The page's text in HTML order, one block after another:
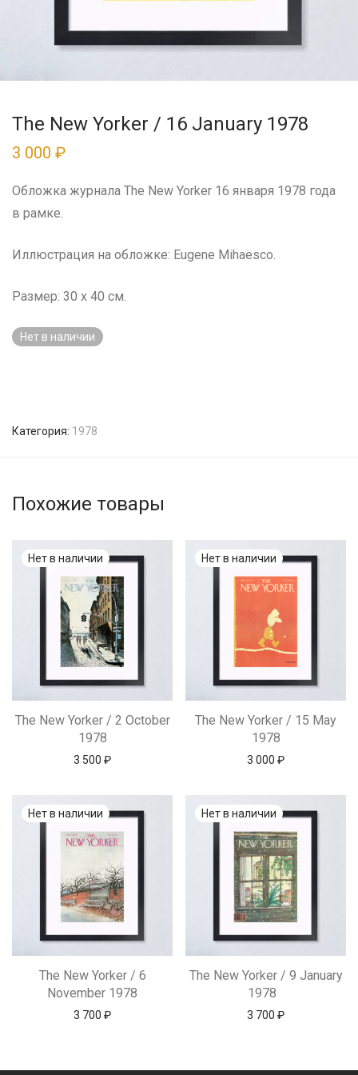
The New Yorker / 16 January 1978
3 000 ₽
Обложка журнала The New Yorker 16 января 1978 года
в рамке.
Иллюстрация на обложке: Eugene Mihaesco.
Размер: 30 x 40 см.
Нет в наличии
Категория: 1978
Похожие товары
The New Yorker / 2 October
1978
3 500 ₽
The New Yorker / 15 May
1978
3 000 ₽
The New Yorker / 6
November 1978
3 700 ₽
The New Yorker / 9 January
1978
3 700 ₽